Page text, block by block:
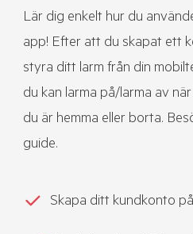
Lär dig enkelt hur du
app! Efter att du skapat ett
styra ditt larm från din
du kan larma på/larma av
du är hemma eller borta.
guide.
Skapa ditt kundkonto